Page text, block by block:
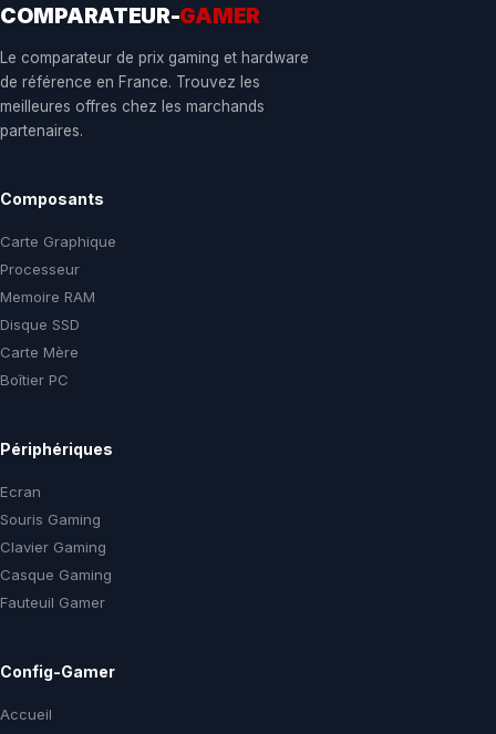
COMPARATEUR-GAMER
Le comparateur de prix gaming et hardware
de référence en France. Trouvez les
meilleures offres chez les marchands
partenaires.
Composants
Carte Graphique
Processeur
Memoire RAM
Disque SSD
Carte Mère
Boîtier PC
Périphériques
Ecran
Souris Gaming
Clavier Gaming
Casque Gaming
Fauteuil Gamer
Config-Gamer
Accueil